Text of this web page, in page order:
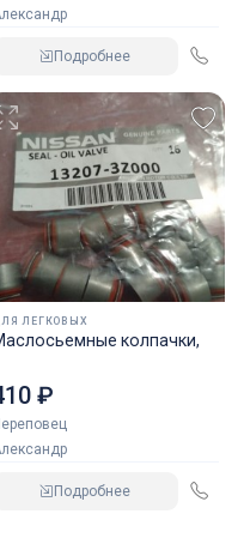
Подробнее
ЛЕГКОВЫХ
колпачки,
₽
Подробнее